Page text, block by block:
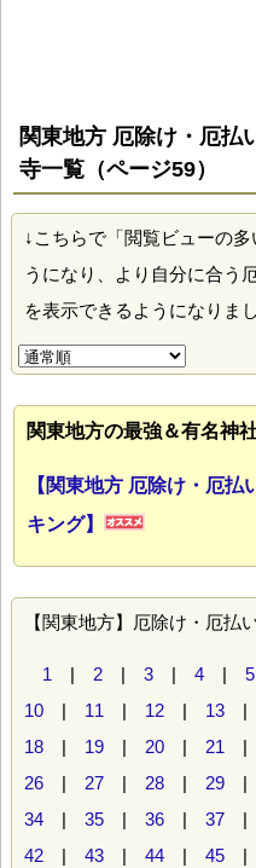
関東地方 厄除け・厄払
寺一覧（ページ59）
↓こちらで「閲覧ビューの
うになり、より自分に合う
を表示できるようになりま
関東地方の最強＆有名神
【関東地方 厄除け・厄
キング】
【関東地方】厄除け・厄払
1 | 2 | 3 | 4 | 5
10 | 11 | 12 | 13 |
18 | 19 | 20 | 21 |
26 | 27 | 28 | 29 |
34 | 35 | 36 | 37 |
42 | 43 | 44 | 45 |